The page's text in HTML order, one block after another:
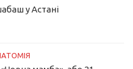
у Астані